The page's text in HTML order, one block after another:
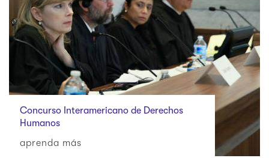
Concurso Interamericano de Derechos
Humanos
aprenda más